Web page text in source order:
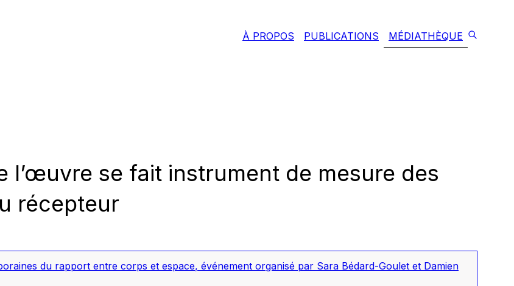
À PROPOS PUBLICATIONS MÉDIATHÈQUE
l’œuvre se fait instrument de mesure des
récepteur
du rapport entre corps et espace, événement organisé par Sara Bédard-Goulet et Damien